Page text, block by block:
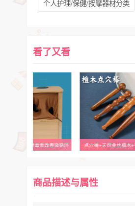
个人护理/保健/按摩器材分类
看了又看
养生桶排寒湿毒素改善微循环 点穴棒+天然金丝檀木
商品描述与属性